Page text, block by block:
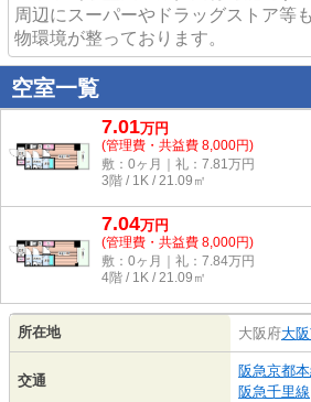
周辺にスーパーやドラッグストア等
物環境が整っております。
空室一覧
7.01万円
(管理費・共益費 8,000円)
敷：0ヶ月｜礼：7.81万円
3階 / 1K / 21.09㎡
7.04万円
(管理費・共益費 8,000円)
敷：0ヶ月｜礼：7.84万円
4階 / 1K / 21.09㎡
所在地 大阪府大
交通
阪急京都
阪急千里線